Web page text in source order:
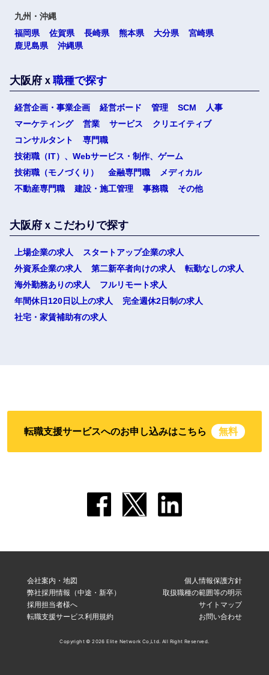
九州・沖縄
福岡県
佐賀県 長崎県 熊本県 大分県
宮崎県
鹿児島県
沖縄県
大阪府ｘ 職種で探す
経営企画・事業企画 経営ボード 管理 SCM
人事
マーケティング
営業 サービス
クリエイティブ
コンサルタント
専門職
技術職（IT）、Webサービス・制作、ゲーム
技術職（モノづくり）
金融専門職
メディカル
不動産専門職
建設・施工管理 事務職 その他
大阪府ｘこだわりで探す
上場企業の求人
スタートアップ企業の求人
外資系企業の求人
第二新卒者向けの求人
転勤なしの求人
海外勤務ありの求人
フルリモート求人
年間休日120日以上の求人
完全週休2日制の求人
社宅・家賃補助有の求人
転職支援サービスへのお申し込みはこちら 無料
会社案内・地図
弊社採用情報（中途・新卒）
採用担当者様へ
転職支援サービス利用規約
個人情報保護方針
取扱職種の範囲等の明示
サイトマップ
お問い合わせ
Copyright © 2026 Elite Network Co,Ltd. All Right Reserved.